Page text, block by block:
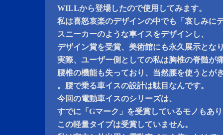
WILLから登場したので使用してみます。
私は喜怒哀楽のデザインの中でも「哀しみに
スニーカーのような車イスをデザインし、
デザイン賞を受賞、美術館にも永久展示とな
実際、ユーザー側としての私は胸椎の脊髄が
腰椎の機能も失っており、当然腰を使うとが
。腰で乗る車イスの設計は駄目なんです。
今回の電動車イスのシリーズは、
すでに「Gマーク」を受賞しているモノもあ
この軽量タイプは受賞していません。